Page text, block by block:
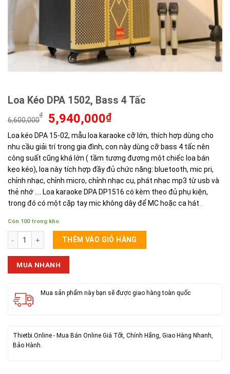
Loa Kéo DPA 1502, Bass 4 Tấc
6,600,000
₫
Giá
gốc
là:
6,600,000₫.
5,940,000₫Giá
tại
là:
5,940,000₫.
Loa kéo DPA 15-02, mẫu loa karaoke cỡ lớn, thích hợp dùng cho
nhu cầu giải trí trong gia đình, con này dùng cỡ bass 4 tấc nên
công suất cũng khá lớn ( tầm tương đương một chiếc loa bán
kẹo kéo), loa này tích hợp đầy đủ chức năng: bluetooth, mic pri,
chỉnh nhạc, chỉnh micro, chỉnh nhạc cụ, phát nhạc mp3 từ usb và
thẻ nhớ …. Loa karaoke DPA DP1516 có kèm theo đủ phụ kiện,
trong đó có một cặp tay mic không dây để MC hoặc ca hát .
Còn 100 trong kho
Loa Kéo DPA 1502, Bass 4 Tấc số lượng
THÊM VÀO GIỎ HÀNG
MUA NHANH
Mua sản phẩm này bạn sẽ được giao hàng toàn quốc
Thietbi.Online - Mua Bán Online Giá Tốt, Chính Hãng, Giao Hàng Nhanh,
Bảo Hành.